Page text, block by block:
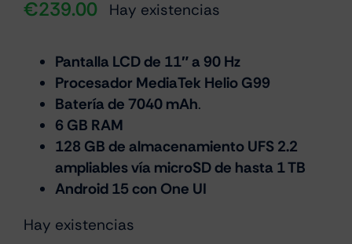
€239.00 Hay existencias
Pantalla LCD de 11″ a 90 Hz
Procesador MediaTek Helio G99
Batería de 7040 mAh.
6 GB RAM
128 GB de almacenamiento UFS 2.2
ampliables vía microSD de hasta 1 TB
Android 15 con One UI
Hay existencias